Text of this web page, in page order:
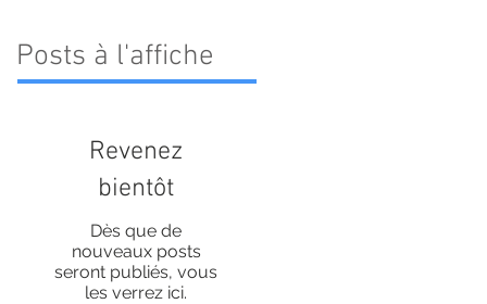
Posts à l'affiche
Revenez
bientôt
Dès que de
nouveaux posts
seront publiés, vous
les verrez ici.